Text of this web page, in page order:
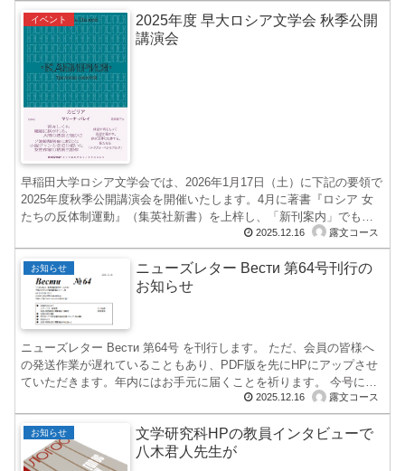
イベント
2025年度 早大ロシア文学会 秋季公開
講演会
早稲田大学ロシア文学会では、2026年1月17日（土）に下記の要領で
2025年度秋季公開講演会を開催いたします。4月に著書『ロシア 女
たちの反体制運動』（集英社新書）を上梓し、「新刊案内」でも示
2025.12.16 露文コース
お知らせ
ニューズレター Вести 第64号刊行の
お知らせ
ニューズレター Вести 第64号 を刊行します。 ただ、会員の皆様へ
の発送作業が遅れていることもあり、PDF版を先にHPにアップさせ
ていただきます。年内にはお手元に届くことを祈ります。 今号に
2025.12.16 露文コース
お知らせ
文学研究科HPの教員インタビューで
八木君人先生が